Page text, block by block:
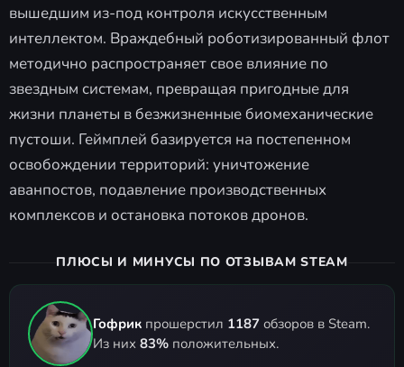
вышедшим из-под контроля искусственным
интеллектом. Враждебный роботизированный флот
методично распространяет свое влияние по
звездным системам, превращая пригодные для
жизни планеты в безжизненные биомеханические
пустоши. Геймплей базируется на постепенном
освобождении территорий: уничтожение
аванпостов, подавление производственных
комплексов и остановка потоков дронов.
ПЛЮСЫ И МИНУСЫ ПО ОТЗЫВАМ STEAM
Гофрик прошерстил 1187 обзоров в Steam.
Из них 83% положительных.